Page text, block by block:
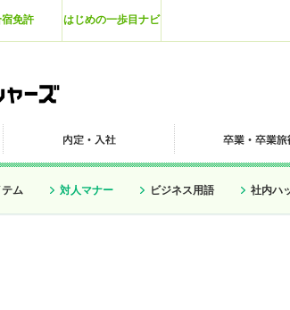
免許 はじめの一歩目ナビ
ム 対人マナー ビジネス用語 社内ハ